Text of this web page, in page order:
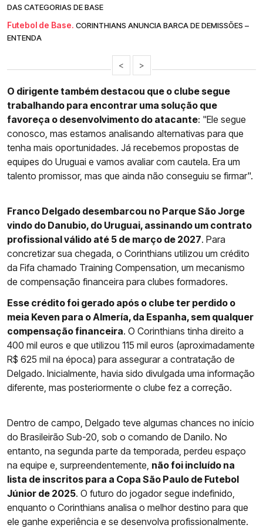
DAS CATEGORIAS DE BASE
Futebol de Base. CORINTHIANS ANUNCIA BARCA DE DEMISSÕES –
ENTENDA
< >
O dirigente também destacou que o clube segue
trabalhando para encontrar uma solução que
favoreça o desenvolvimento do atacante: "Ele segue
conosco, mas estamos analisando alternativas para que
tenha mais oportunidades. Já recebemos propostas de
equipes do Uruguai e vamos avaliar com cautela. Era um
talento promissor, mas que ainda não conseguiu se firmar".
Franco Delgado desembarcou no Parque São Jorge
vindo do Danubio, do Uruguai, assinando um contrato
profissional válido até 5 de março de 2027. Para
concretizar sua chegada, o Corinthians utilizou um crédito
da Fifa chamado Training Compensation, um mecanismo
de compensação financeira para clubes formadores.
Esse crédito foi gerado após o clube ter perdido o
meia Keven para o Almería, da Espanha, sem qualquer
compensação financeira. O Corinthians tinha direito a
400 mil euros e que utilizou 115 mil euros (aproximadamente
R$ 625 mil na época) para assegurar a contratação de
Delgado. Inicialmente, havia sido divulgada uma informação
diferente, mas posteriormente o clube fez a correção.
Dentro de campo, Delgado teve algumas chances no início
do Brasileirão Sub-20, sob o comando de Danilo. No
entanto, na segunda parte da temporada, perdeu espaço
na equipe e, surpreendentemente, não foi incluído na
lista de inscritos para a Copa São Paulo de Futebol
Júnior de 2025. O futuro do jogador segue indefinido,
enquanto o Corinthians analisa o melhor destino para que
ele ganhe experiência e se desenvolva profissionalmente.